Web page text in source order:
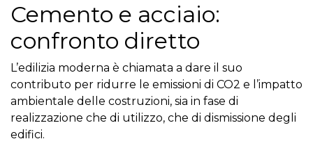
Cemento e acciaio:
confronto diretto
L’edilizia moderna è chiamata a dare il suo
contributo per ridurre le emissioni di CO2 e l’impatto
ambientale delle costruzioni, sia in fase di
realizzazione che di utilizzo, che di dismissione degli
edifici.